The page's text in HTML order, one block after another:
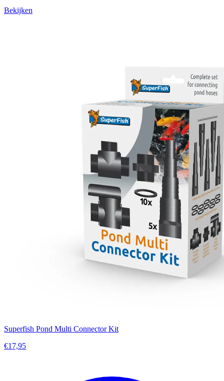
Bekijken
Superfish Pond Multi Connector Kit
€17,95